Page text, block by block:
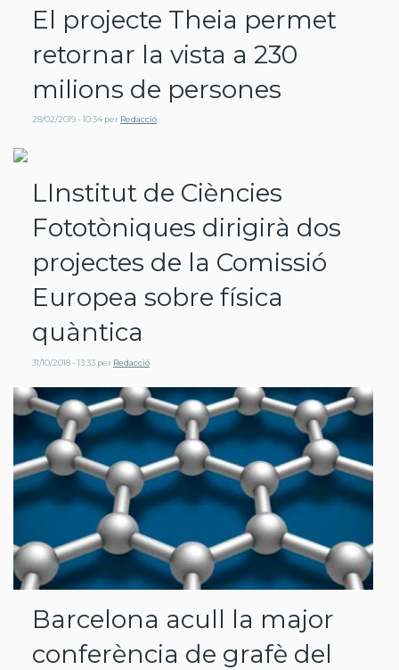
El projecte Theia permet
retornar la vista a 230
milions de persones
28/02/2019 - 10:34 per Redacció
LInstitut de Ciències
Fototòniques dirigirà dos
projectes de la Comissió
Europea sobre física
quàntica
31/10/2018 - 13:33 per Redacció
Barcelona acull la major
conferència de grafè del